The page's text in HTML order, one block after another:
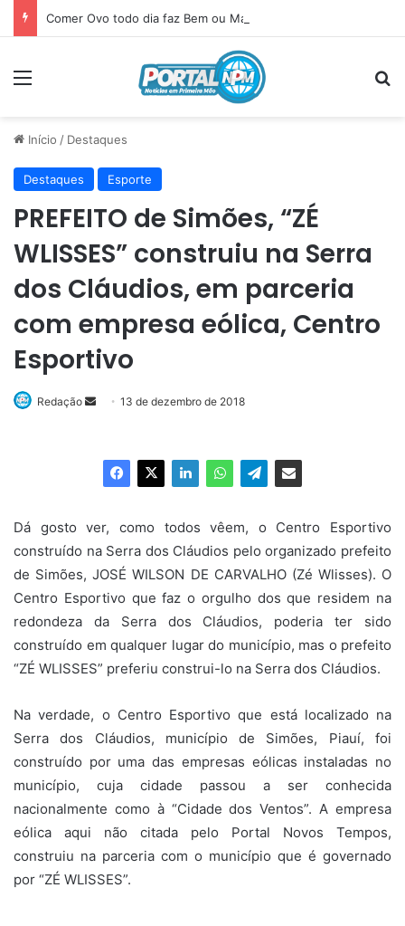
Início / Destaques
Destaques Esporte
PREFEITO de Simões, “ZÉ
WLISSES” construiu na Serra
dos Cláudios, em parceria
com empresa eólica, Centro
Esportivo
Redação
Mande
mail
13 de dezembro de 2018
Dá gosto ver, como todos vêem, o Centro Esportivo
construído na Serra dos Cláudios pelo organizado prefeito
de Simões, JOSÉ WILSON DE CARVALHO (Zé Wlisses). O
Centro Esportivo que faz o orgulho dos que residem na
redondeza da Serra dos Cláudios, poderia ter sido
construído em qualquer lugar do município, mas o prefeito
“ZÉ WLISSES” preferiu construi-lo na Serra dos Cláudios.
Na verdade, o Centro Esportivo que está localizado na
Serra dos Cláudios, município de Simões, Piauí, foi
construído por uma das empresas eólicas instaladas no
município, cuja cidade passou a ser conhecida
nacionalmente como à “Cidade dos Ventos”. A empresa
eólica aqui não citada pelo Portal Novos Tempos,
construiu na parceria com o município que é governado
por “ZÉ WLISSES”.